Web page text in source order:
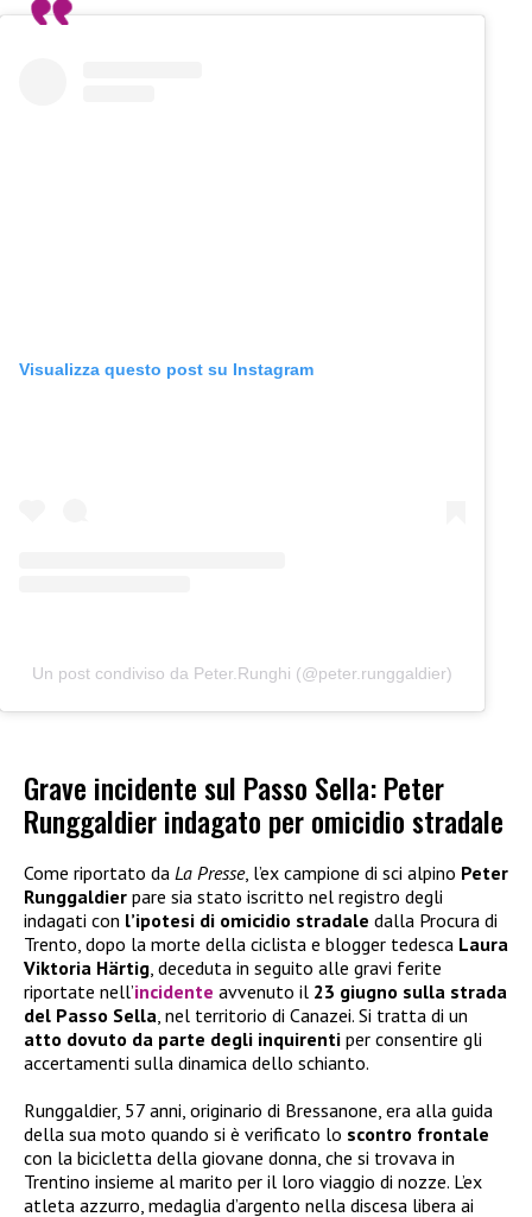
Visualizza questo post su Instagram
Un post condiviso da Peter.Runghi (@peter.runggaldier)
Grave incidente sul Passo Sella: Peter
Runggaldier indagato per omicidio stradale
Come riportato da La Presse, l’ex campione di sci alpino Peter
Runggaldier pare sia stato iscritto nel registro degli
indagati con l’ipotesi di omicidio stradale dalla Procura di
Trento, dopo la morte della ciclista e blogger tedesca Laura
Viktoria Härtig, deceduta in seguito alle gravi ferite
riportate nell’incidente avvenuto il 23 giugno sulla strada
del Passo Sella, nel territorio di Canazei. Si tratta di un
atto dovuto da parte degli inquirenti per consentire gli
accertamenti sulla dinamica dello schianto.
Runggaldier, 57 anni, originario di Bressanone, era alla guida
della sua moto quando si è verificato lo scontro frontale
con la bicicletta della giovane donna, che si trovava in
Trentino insieme al marito per il loro viaggio di nozze. L’ex
atleta azzurro, medaglia d’argento nella discesa libera ai